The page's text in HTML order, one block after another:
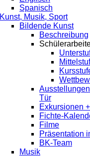
Spanisch
Kunst, Musik, Sport
Bildende Kunst
Beschreibung
Tür
Exkursionen
Fichte-
Filme
Präsentation
BK-Team
Musik